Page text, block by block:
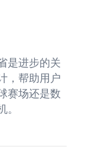
是进步的关
，帮助用户
赛场还是数
。